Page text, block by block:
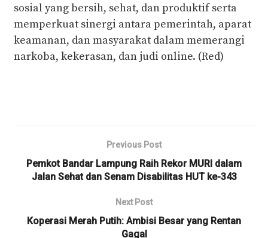
sosial yang bersih, sehat, dan produktif serta
memperkuat sinergi antara pemerintah, aparat
keamanan, dan masyarakat dalam memerangi
narkoba, kekerasan, dan judi online. (Red)
Previous Post
Pemkot Bandar Lampung Raih Rekor MURI dalam
Jalan Sehat dan Senam Disabilitas HUT ke-343
Next Post
Koperasi Merah Putih: Ambisi Besar yang Rentan
Gagal